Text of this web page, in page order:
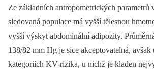
Ze základních antropometrických parametrů
sledovaná populace má vyšší tělesnou
vyšší výskyt abdominální adipozity.
138/82 mm Hg je sice akceptovatelná, avšak
kategoriích KV-rizika, u nichž je kladen